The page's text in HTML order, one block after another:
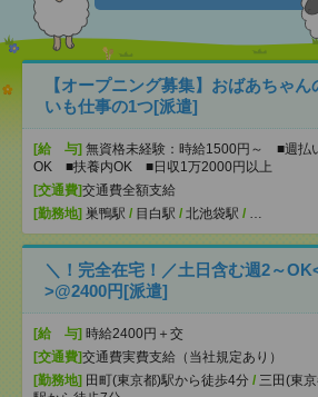
【オープニング募集】おばあちゃ
いも仕事の1つ[派遣]
[給 与] 無資格未経験：時給1500円～ ■週払
OK ■扶養内OK ■日収1万2000円以上
[交通費]交通費全額支給
[勤務地] 巣鴨駅 / 目白駅 / 北池袋駅 / …
＼！完全在宅！／土日含む週2～
>@2400円[派遣]
[給 与] 時給2400円＋交
[交通費]交通費実費支給（当社規定あり）
[勤務地] 田町(東京都)駅から徒歩4分 / 三田(東